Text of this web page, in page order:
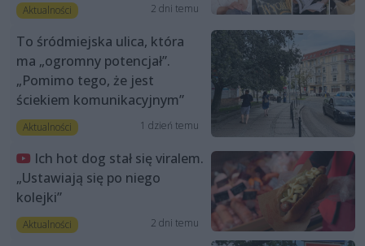
Aktualności 2 dni temu
To śródmiejska ulica, która
ma „ogromny potencjał”.
„Pomimo tego, że jest
ściekiem komunikacyjnym”
Aktualności 1 dzień temu
Ich hot dog stał się viralem.
„Ustawiają się po niego
kolejki”
Aktualności 2 dni temu